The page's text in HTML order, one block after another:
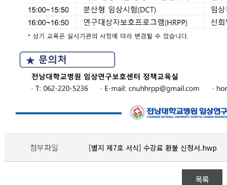
첨부파일 [별지 제7호 서식] 수강료 환불 신청서.hwp
목록